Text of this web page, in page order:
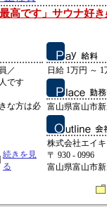
高です」サウナ好
／
です
な方は必
続きを見
る
日給 1万円 ～ 1
富山県富山市
株式会社エイキ
〒 930 - 0996
富山県富山市